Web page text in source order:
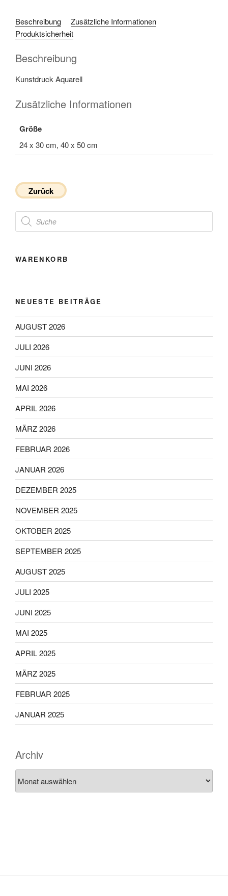
Beschreibung
Zusätzliche Informationen
Produktsicherheit
Beschreibung
Kunstdruck Aquarell
Zusätzliche Informationen
Größe
24 x 30 cm, 40 x 50 cm
Zurück
Products
search
WARENKORB
NEUESTE BEITRÄGE
AUGUST 2026
JULI 2026
JUNI 2026
MAI 2026
APRIL 2026
MÄRZ 2026
FEBRUAR 2026
JANUAR 2026
DEZEMBER 2025
NOVEMBER 2025
OKTOBER 2025
SEPTEMBER 2025
AUGUST 2025
JULI 2025
JUNI 2025
MAI 2025
APRIL 2025
MÄRZ 2025
FEBRUAR 2025
JANUAR 2025
Archiv